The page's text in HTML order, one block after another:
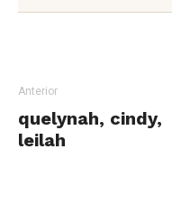
Anterior
quelynah, cindy,
leilah